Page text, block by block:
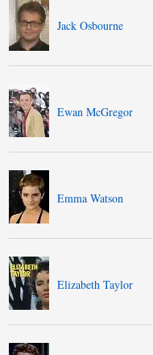
Jack Osbourne
Ewan McGregor
Emma Watson
Elizabeth Taylor